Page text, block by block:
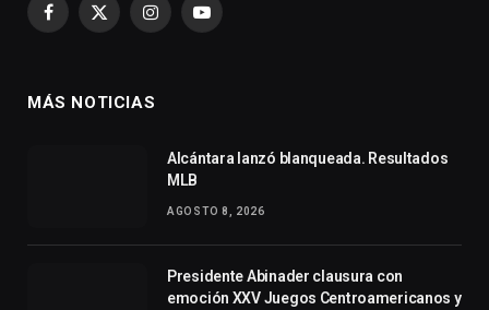
Facebook
X
InstagramYouTube
MÁS NOTICIAS
Alcántara lanzó blanqueada. Resultados
MLB
AGOSTO 8, 2026
Presidente Abinader clausura con
emoción XXV Juegos Centroamericanos y